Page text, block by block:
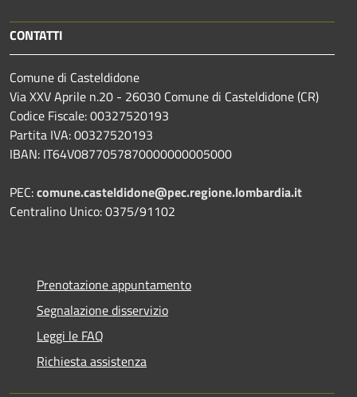
CONTATTI
Comune di Casteldidone
Via XXV Aprile n.20 - 26030 Comune di Casteldidone (CR)
Codice Fiscale: 00327520193
Partita IVA: 00327520193
IBAN: IT64V0877057870000000005000
PEC:comune.casteldidone@pec.regione.lombardia.it
Centralino Unico: 0375/91102
Prenotazione appuntamento
Segnalazione disservizio
Leggi le FAQ
Richiesta assistenza